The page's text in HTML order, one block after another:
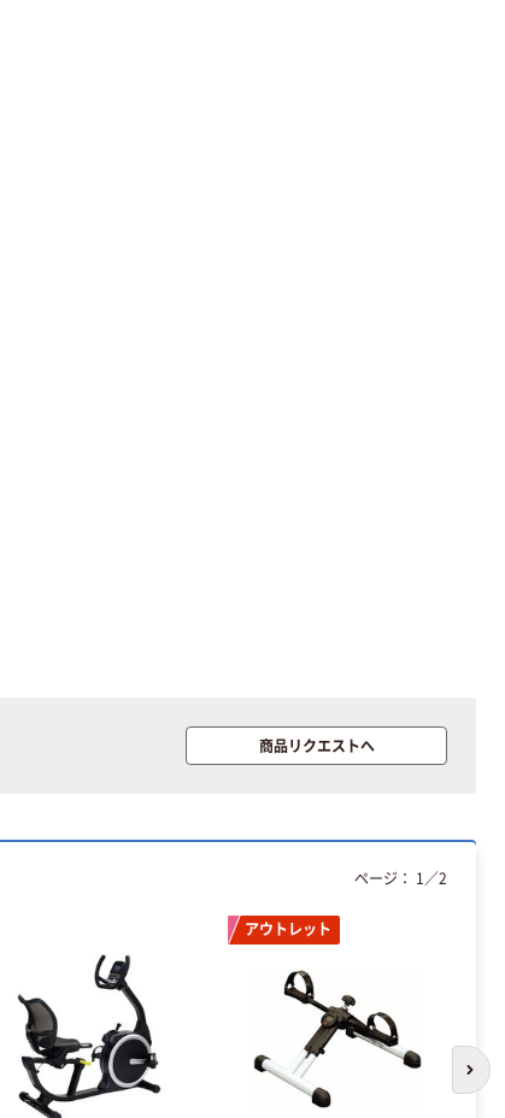
商品リクエストへ
アウトレット
ページ： 1 ／2
次
本気プライス
アスクル セロハ
ンテープ
￥216~ （税込）
PRO【純正】テー
プ 白ラベル
￥914~ （税込）
ム INSTAX MINI
（税込）
本気プライス
トイレットペー
パー シングル
100% 6ロール
￥470~